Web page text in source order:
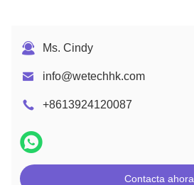
Ms. Cindy
info@wetechhk.com
+8613924120087
Contacta ahora